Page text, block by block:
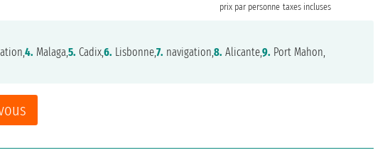
prix par personne taxes incluses
4. Malaga,5. Cadix,6. Lisbonne,7. navigation,8. Alicante,9. Port Mahon,